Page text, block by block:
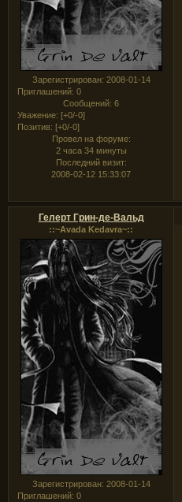
Зарегистрирован: 2008-01-14
Приглашений: 0
Сообщений: 6
Уважение: [+0/-0]
Позитив: [+0/-0]
Провел на форуме:
2 часа 34 минуты
Последний визит:
2008-02-12 15:33:07
Гелерт Грин-де-Вальд
::~Avada Kedavra~::
Зарегистрирован: 2008-01-14
Приглашений: 0